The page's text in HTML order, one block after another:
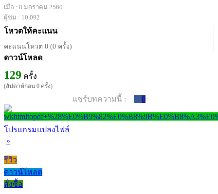
เมื่อ : 8 มกราคม 2560
ผู้ชม : 10,092
โหวตให้คะแนน
คะแนนโหวต 0 (0 ครั้ง)
ดาวน์โหลด
129 ครั้ง
(สัปดาห์ก่อน 0 ครั้ง)
แชร์บทความนี้ : 0
โปรแกรมแปลงไฟล์
»
รีวิว
ดาวน์โหลด
สั่งซื้อ